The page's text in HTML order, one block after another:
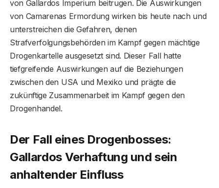
von Gallardos Imperium beitrugen. Die Auswirkungen
von Camarenas Ermordung wirken bis heute nach und
unterstreichen die Gefahren, denen
Strafverfolgungsbehörden im Kampf gegen mächtige
Drogenkartelle ausgesetzt sind. Dieser Fall hatte
tiefgreifende Auswirkungen auf die Beziehungen
zwischen den USA und Mexiko und prägte die
zukünftige Zusammenarbeit im Kampf gegen den
Drogenhandel.
Der Fall eines Drogenbosses:
Gallardos Verhaftung und sein
anhaltender Einfluss